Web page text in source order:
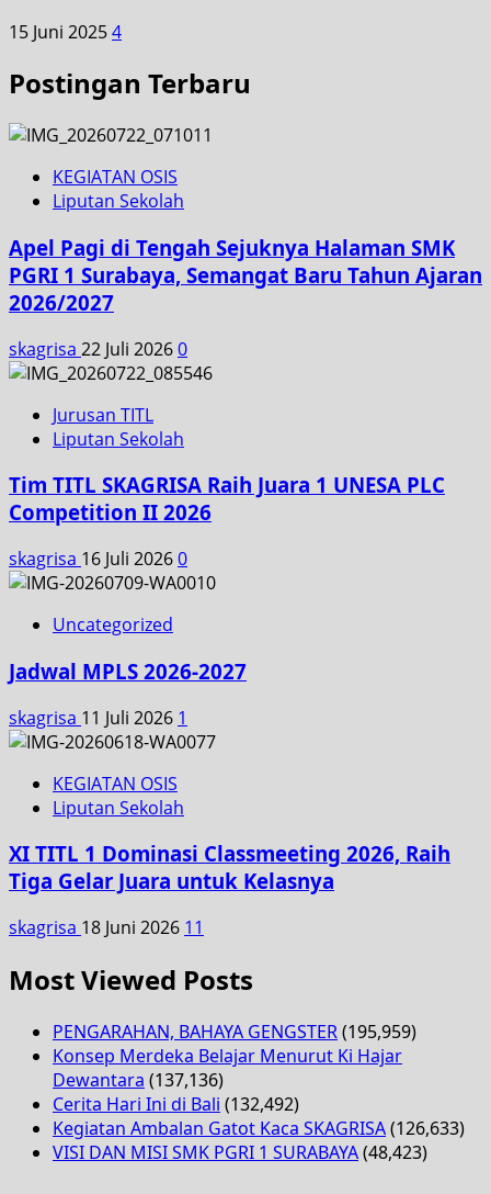
15 Juni 20254
Postingan Terbaru
KEGIATAN OSIS
Liputan Sekolah
Apel Pagi di Tengah Sejuknya Halaman SMK
PGRI 1 Surabaya, Semangat Baru Tahun Ajaran
2026/2027
skagrisa 22 Juli 20260
Jurusan TITL
Liputan Sekolah
Tim TITL SKAGRISA Raih Juara 1 UNESA PLC
Competition II 2026
skagrisa 16 Juli 20260
Uncategorized
Jadwal MPLS 2026-2027
skagrisa 11 Juli 2026 1
KEGIATAN OSIS
Liputan Sekolah
XI TITL 1 Dominasi Classmeeting 2026, Raih
Tiga Gelar Juara untuk Kelasnya
skagrisa 18 Juni 2026 11
Most Viewed Posts
PENGARAHAN, BAHAYA GENGSTER(195,959)
Konsep Merdeka Belajar Menurut Ki Hajar
Dewantara (137,136)
Cerita Hari Ini di Bali (132,492)
Kegiatan Ambalan Gatot Kaca SKAGRISA(126,633)
VISI DAN MISI SMK PGRI 1 SURABAYA(48,423)